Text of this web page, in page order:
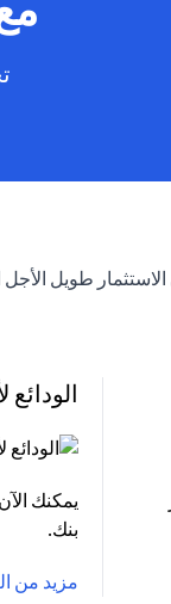
الاستثمار
الودائع
يمكنك
بنك.
مزيد من